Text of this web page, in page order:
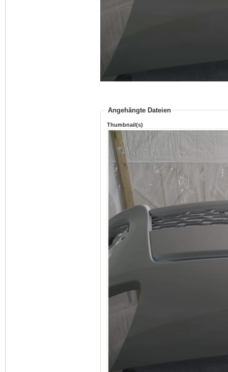
Angehängte Dateien
Thumbnail(s)